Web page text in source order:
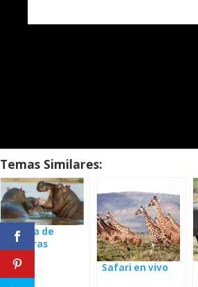
Temas Similares:
Mezcla de
cámaras
africanas
Safari en vivo